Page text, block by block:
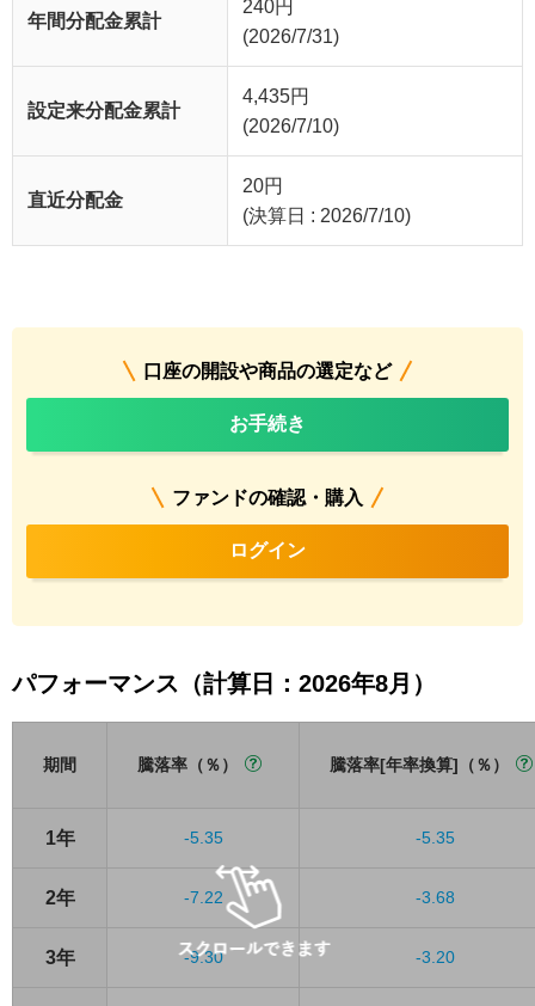
年間分配金累計
240円
(2026/7/31)
設定来分配金累計
4,435円
(2026/7/10)
直近分配金
20円
(決算日 : 2026/7/10)
口座の開設や商品の選定など
お手続き
ファンドの確認・購入
ログイン
パフォーマンス（計算日：2026年8月）
期間 騰落率（％） 騰落率[年率換算]（％）
1年 -5.35 -5.35
2年 -7.22 -3.68
3年 -9.30 -3.20